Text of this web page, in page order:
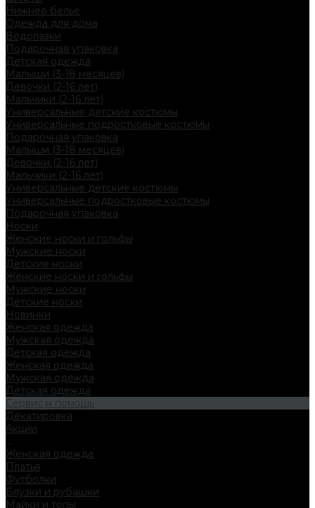
Нижнее белье
Одежда для дома
Водолазки
Подарочная упаковка
Детская одежда
Малыши (3-18 месяцев)
Девочки (2-16 лет)
Мальчики (2-16 лет)
Универсальные детские костюмы
Универсальные подростковые костюмы
Подарочная упаковка
Малыши (3-18 месяцев)
Девочки (2-16 лет)
Мальчики (2-16 лет)
Универсальные детские костюмы
Универсальные подростковые костюмы
Подарочная упаковка
Носки
Женские носки и гольфы
Мужские носки
Детские носки
Женские носки и гольфы
Мужские носки
Детские носки
Новинки
Женская одежда
Мужская одежда
Детская одежда
Женская одежда
Мужская одежда
Детская одежда
Сервис и помощь
Декатировка
Акции
...
Женская одежда
Платья
Футболки
Блузки и рубашки
Майки и топы